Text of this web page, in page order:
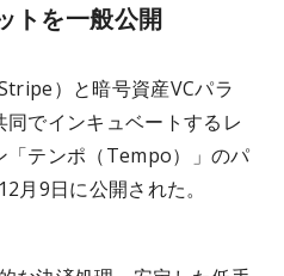
トを一般公開
）と暗号資産VCパラ
でインキュベートするレ
「テンポ（Tempo）」のパ
月9日に公開された。